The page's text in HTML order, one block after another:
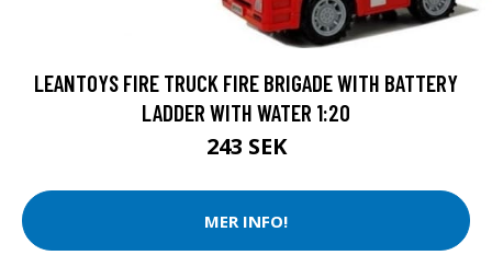
LEANTOYS FIRE TRUCK FIRE BRIGADE WITH BATTERY
LADDER WITH WATER 1:20
243 SEK
MER INFO!